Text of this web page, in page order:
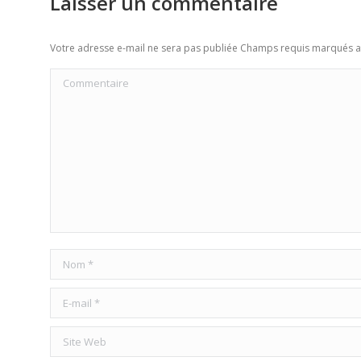
Votre adresse e-mail ne sera pas publiée Champs requis marqués
Commentaire
Nom *
E-mail *
Site Web